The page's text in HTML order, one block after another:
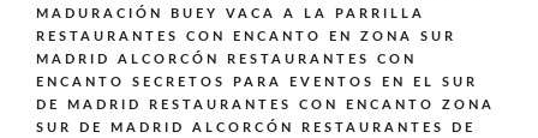
MADURACIÓN BUEY VACA A LA PARRILLA
RESTAURANTES CON ENCANTO EN ZONA SUR
MADRID ALCORCÓN
RESTAURANTES CON
ENCANTO SECRETOS PARA EVENTOS EN EL SUR
DE MADRID
RESTAURANTES CON ENCANTO ZONA
SUR DE MADRID ALCORCÓN
RESTAURANTES DE